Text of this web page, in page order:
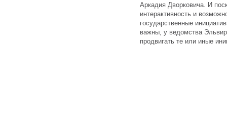
Аркадия Дворковича. И
интерактивность и
государственные
важны, у ведомства
продвигать те или иные